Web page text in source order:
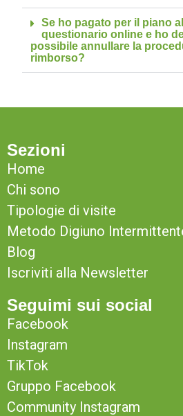
Se ho pagato per il piano
questionario online e ho
possibile annullare la
rimborso?
Sezioni
Home
Chi sono
Tipologie di visite
Metodo Digiuno
Blog
Iscriviti alla Newsletter
Seguimi sui social
Facebook
Instagram
TikTok
Gruppo Facebook
Community Instagram